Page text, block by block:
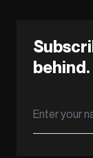
behind.